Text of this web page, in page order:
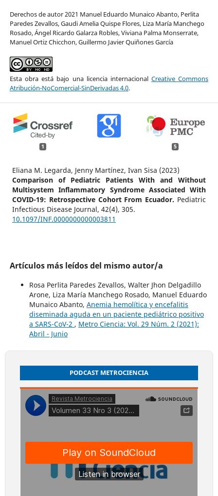
Derechos de autor 2021 Manuel Eduardo Munaico Abanto, Perlita
Paredes Zevallos, Gaudi Amelia Quispe Flores, Liza María Manchego
Rosado, Ángel Ricardo Galarza Robles, Viviana Palma Monserrate,
Manuel Ortiz Chicchon, Guillermo Javier Quiñones García
Esta obra está bajo una licencia internacional Creative Commons
Atribución-NoComercial-SinDerivadas 4.0.
1 5
Eliana M. Legarda, Jenny Martínez, Ivan Sisa (2023)
Comparison of Pediatric Patients With and Without
Multisystem Inflammatory Syndrome Associated With
COVID-19: Retrospective Cohort From Ecuador. Pediatric
Infectious Disease Journal, 42(4), 305.
10.1097/INF.0000000000003811
Artículos más leídos del mismo autor/a
Rosa Perlita Paredes Zevallos, Walter Jhon Delgadillo
Arone, Liza María Manchego Rosado, Manuel Eduardo
Munaico Abanto, Anemia hemolítica y encefalitis
diseminada aguda en un paciente pediátrico positivo
a SARS-CoV-2 , Metro Ciencia: Vol. 29 Núm. 2 (2021):
Abril - Junio
PODCAST METROCIENCIA